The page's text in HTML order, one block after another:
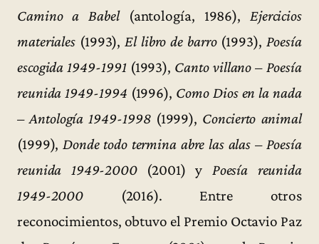
Camino a Babel(antología, 1986), Ejercicios
materiales (1993),El libro de barro(1993), Poesía
escogida 1949-1991 (1993), Canto villano – Poesía
reunida 1949-1994 (1996), Como Dios en la nada
– Antología 1949-1998(1999), Concierto animal
(1999),Donde todo termina abre las alas – Poesía
reunida 1949-2000(2001) y Poesía reunida
1949-2000 (2016). Entre otros
reconocimientos, obtuvo el Premio Octavio Paz